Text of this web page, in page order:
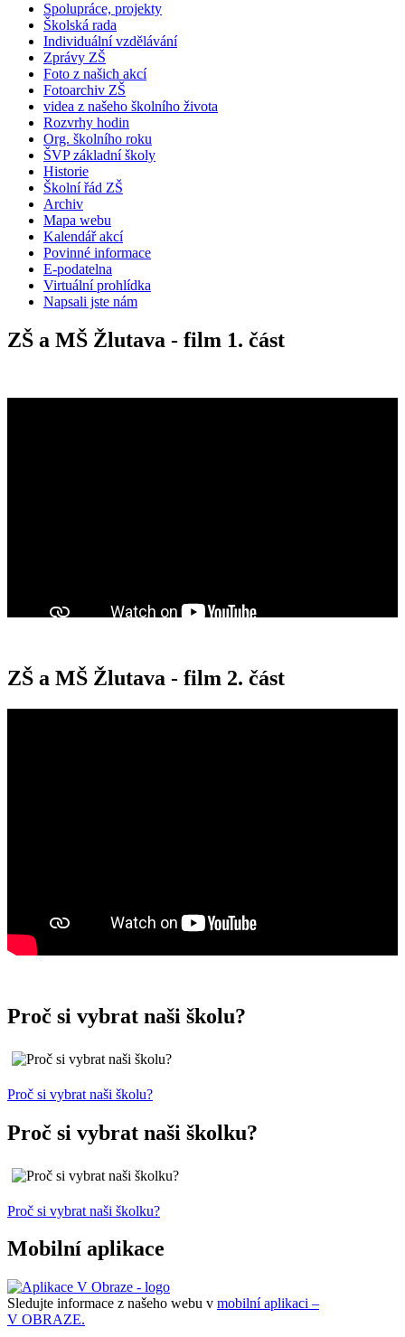
Spolupráce, projekty
Školská rada
Individuální vzdělávání
Zprávy ZŠ
Foto z našich akcí
Fotoarchiv ZŠ
videa z našeho školního života
Rozvrhy hodin
Org. školního roku
ŠVP základní školy
Historie
Školní řád ZŠ
Archiv
Mapa webu
Kalendář akcí
Povinné informace
E-podatelna
Virtuální prohlídka
Napsali jste nám
ZŠ a MŠ Žlutava - film 1. část
ZŠ a MŠ Žlutava - film 2. část
Proč si vybrat naši školu?
Proč si vybrat naši školu?
Proč si vybrat naši školku?
Proč si vybrat naši školku?
Mobilní aplikace
Sledujte informace z našeho webu v mobilní aplikaci –
V OBRAZE.